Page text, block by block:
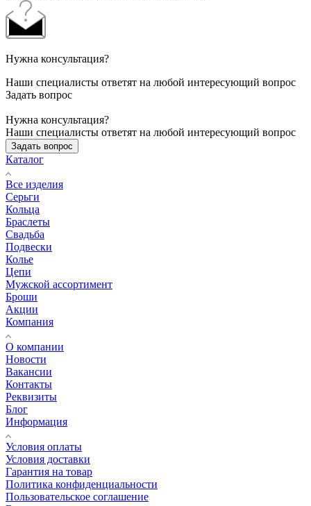
Нужна консультация?
Наши специалисты ответят на любой интересующий вопрос
Задать вопрос
Нужна консультация?
Наши специалисты ответят на любой интересующий вопрос
Задать вопрос
Каталог
Все изделия
Серьги
Кольца
Браслеты
Свадьба
Подвески
Колье
Цепи
Мужской ассортимент
Броши
Акции
Компания
О компании
Новости
Вакансии
Контакты
Реквизиты
Блог
Информация
Условия оплаты
Условия доставки
Гарантия на товар
Политика конфиденциальности
Пользовательское соглашение